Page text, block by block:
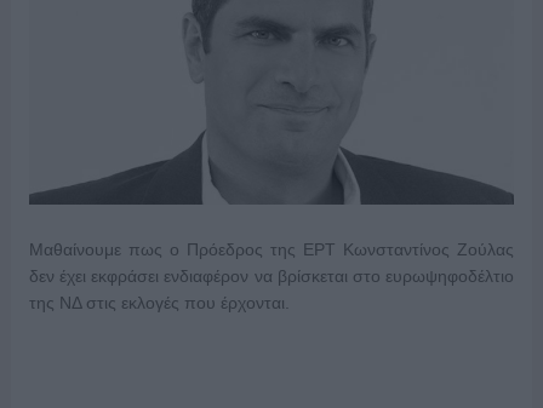
Μαθαίνουμε πως ο Πρόεδρος της ΕΡΤ Κωνσταντίνος Ζούλας
δεν έχει εκφράσει ενδιαφέρον να βρίσκεται στο ευρωψηφοδέλτιο
της ΝΔ στις εκλογές που έρχονται.